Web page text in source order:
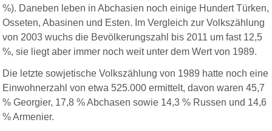
%). Daneben leben in Abchasien noch einige Hundert Türken,
Osseten, Abasinen und Esten. Im Vergleich zur Volkszählung
von 2003 wuchs die Bevölkerungszahl bis 2011 um fast 12,5
%, sie liegt aber immer noch weit unter dem Wert von 1989.
Die letzte sowjetische Volkszählung von 1989 hatte noch eine
Einwohnerzahl von etwa 525.000 ermittelt, davon waren 45,7
% Georgier, 17,8 % Abchasen sowie 14,3 % Russen und 14,6
% Armenier.